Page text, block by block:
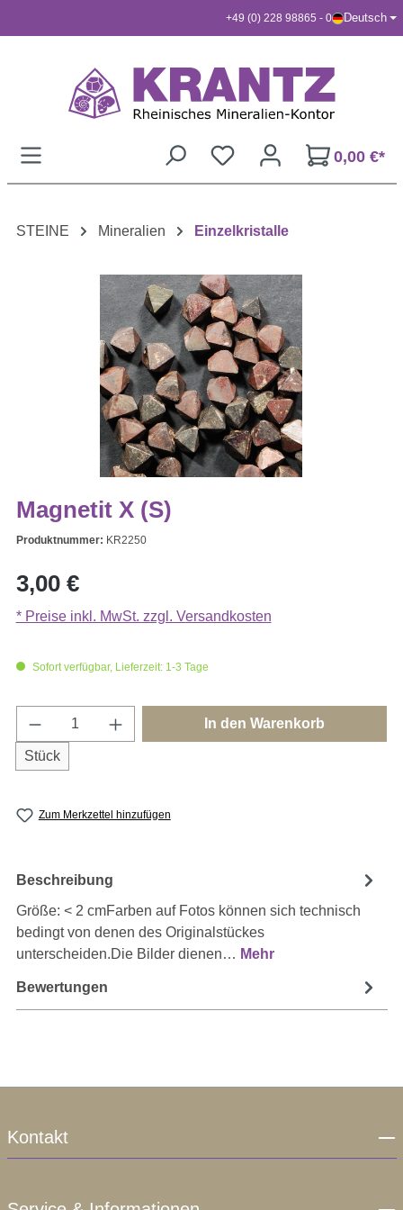
+49 (0) 228 98865 - 0 Deutsch
0,00 €*
STEINE Mineralien Einzelkristalle
Magnetit X (S)
Produktnummer: KR2250
Regulärer Preis:
3,00 €
* Preise inkl. MwSt. zzgl. Versandkosten
Sofort verfügbar, Lieferzeit: 1-3 Tage
Produkt Anzahl: Gib den gewünschten
Stück
In den Warenkorb
Zum Merkzettel hinzufügen
Beschreibung
Größe: < 2 cmFarben auf Fotos können sich technisch
bedingt von denen des Originalstückes
unterscheiden.Die Bilder dienen… Mehr
Bewertungen
Kontakt